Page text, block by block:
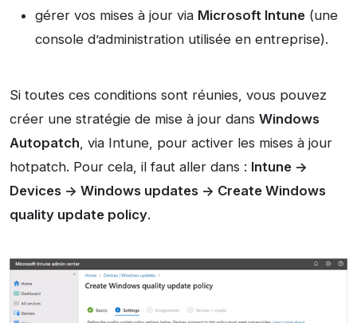
gérer vos mises à jour via Microsoft Intune (une
console d’administration utilisée en entreprise).
Si toutes ces conditions sont réunies, vous pouvez
créer une stratégie de mise à jour dans Windows
Autopatch, via Intune, pour activer les mises à jour
hotpatch. Pour cela, il faut aller dans : Intune ->
Devices -> Windows updates -> Create Windows
quality update policy.